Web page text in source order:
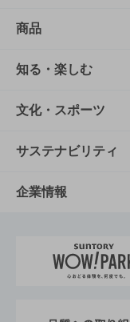
商品
商品TOP
商品一覧
商品発売情報
栄養成分一覧
知る・楽しむ
知る・楽しむTOP
キャンペーン
工場見学
地域情報
文化・スポーツ
文化・スポーツ
サントリーホール
サントリーサン
サステナビリティ
サステナビリテ
サントリーが考
企業情報
企業概要